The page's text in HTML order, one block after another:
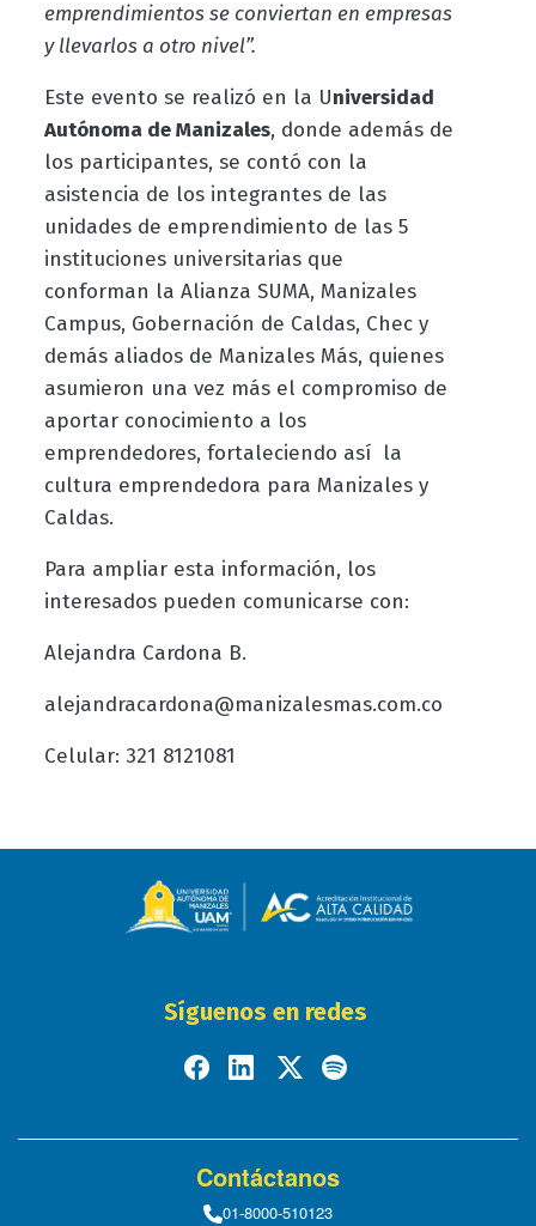
emprendimientos se conviertan en empresas
y llevarlos a otro nivel”.
Este evento se realizó en la Universidad
Autónoma de Manizales, donde además de
los participantes, se contó con la
asistencia de los integrantes de las
unidades de emprendimiento de las 5
instituciones universitarias que
conforman la Alianza SUMA, Manizales
Campus, Gobernación de Caldas, Chec y
demás aliados de Manizales Más, quienes
asumieron una vez más el compromiso de
aportar conocimiento a los
emprendedores, fortaleciendo así la
cultura emprendedora para Manizales y
Caldas.
Para ampliar esta información, los
interesados pueden comunicarse con:
Alejandra Cardona B.
alejandracardona@manizalesmas.com.co
Celular: 321 8121081
Síguenos en redes
Contáctanos
01-8000-510123